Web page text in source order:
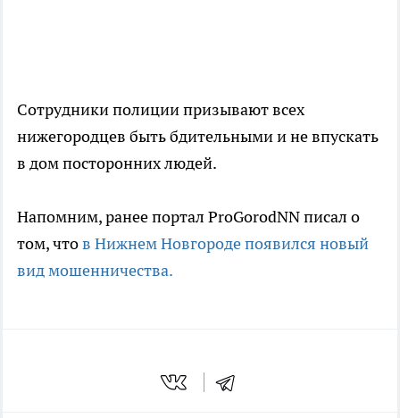
Сотрудники полиции призывают всех
нижегородцев быть бдительными и не впускать
в дом посторонних людей.
Напомним, ранее портал ProGorodNN писал о
том, чтов Нижнем Новгороде появился новый
вид мошенничества.